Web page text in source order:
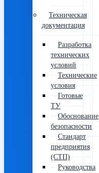
Техническая
документация
Разработка
технических
условий
Технические
условия
Готовые
ТУ
Обоснование
безопасности
Стандарт
предприятия
(СТП)
Руководства